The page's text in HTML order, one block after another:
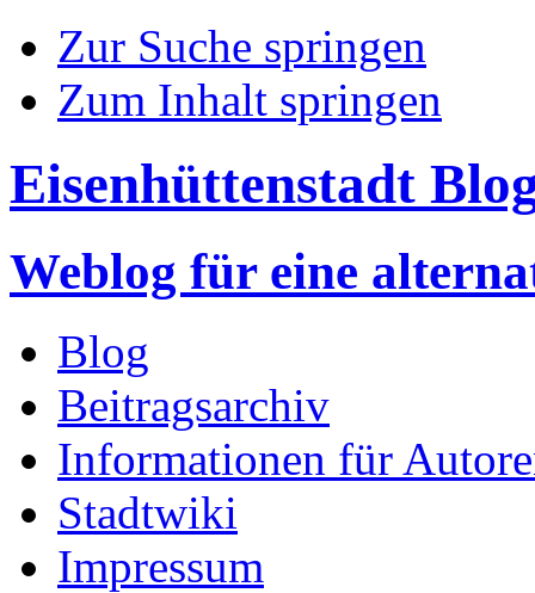
Zur Suche springen
Zum Inhalt springen
Eisenhüttenstadt
Weblog für eine
Blog
Beitragsarchiv
Informationen für
Stadtwiki
Impressum